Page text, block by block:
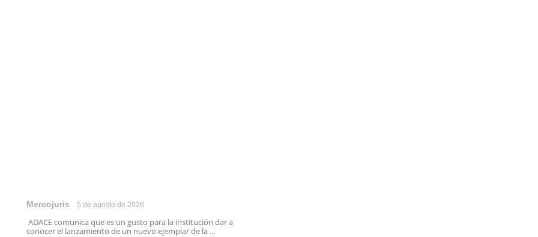
Mercojuris 5 de agosto de 2026
ADACE comunica que es un gusto para la institución dar a
conocer el lanzamiento de un nuevo ejemplar de la ...